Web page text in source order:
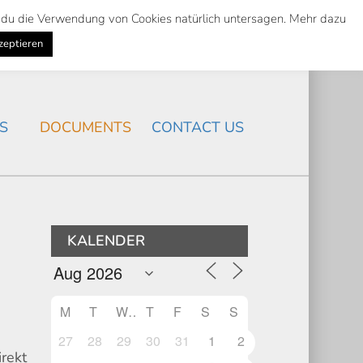
Suche
Search
NEWS
DOCUMENTS CONTACT US
KALENDER
M T W T F S
S
27
28 29 30 31 1
2
die Verwendung von Cookies natürlich untersagen. Mehr dazu